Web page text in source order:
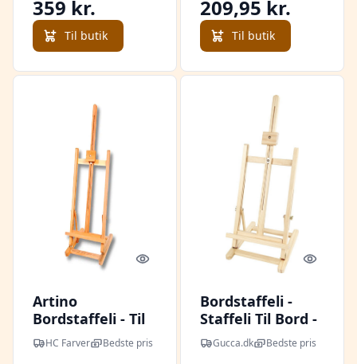
359 kr.
Til butik
209,95 kr.
Til butik
Quick look
Artino
Bordstaffeli - Til
lærreder op til 56
cm
HC Farver Bedste pris
Quick
Bordstaffeli -
Staffeli Til Bord -
Fyrtræ
Gucca.dk Bedste pris